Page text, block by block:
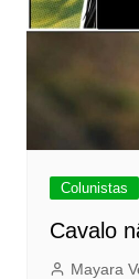
Colunistas
Cavalo
Mayara